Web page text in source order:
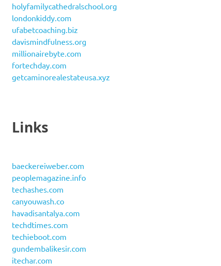
holyfamilycathedralschool.org
londonkiddy.com
ufabetcoaching.biz
davismindfulness.org
millionairebyte.com
fortechday.com
getcaminorealestateusa.xyz
Links
baeckereiweber.com
peoplemagazine.info
techashes.com
canyouwash.co
havadisantalya.com
techdtimes.com
techieboot.com
gundembalikesir.com
itechar.com